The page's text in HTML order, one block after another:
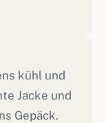
kühl und
Jacke und
Gepäck.